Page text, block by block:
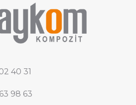
40 31
98 63